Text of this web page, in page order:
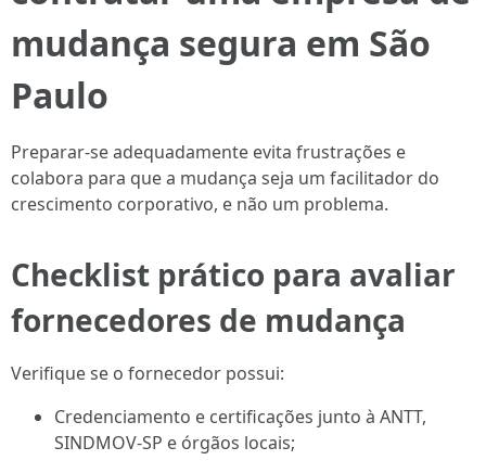
mudança segura em São
Paulo
Preparar-se adequadamente evita frustrações e
colabora para que a mudança seja um facilitador do
crescimento corporativo, e não um problema.
Checklist prático para avaliar
fornecedores de mudança
Verifique se o fornecedor possui:
Credenciamento e certificações junto à ANTT,
SINDMOV-SP e órgãos locais;